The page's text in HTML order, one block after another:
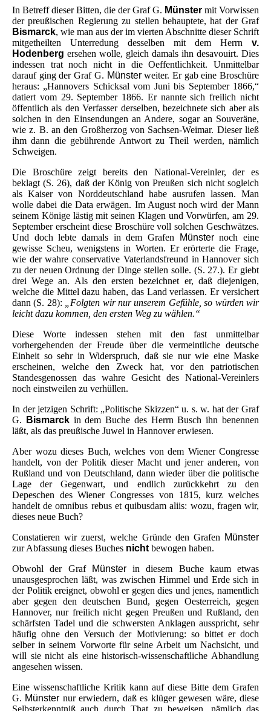
In Betreff dieser Bitten, die der Graf G. Münster mit Vorwissen
der preußischen Regierung zu stellen behauptete, hat der Graf
Bismarck, wie man aus der im vierten Abschnitte dieser Schrift
mitgetheilten Unterredung desselben mit dem Herrn v.
Hodenberg ersehen wolle, gleich damals ihn desavouirt. Dies
indessen trat noch nicht in die Oeffentlichkeit. Unmittelbar
darauf ging der Graf G. Münsterweiter. Er gab eine Broschüre
heraus: „Hannovers Schicksal vom Juni bis September 1866,“
datiert vom 29. September 1866. Er nannte sich freilich nicht
öffentlich als den Verfasser derselben, bezeichnete sich aber als
solchen in den Einsendungen an Andere, sogar an Souveräne,
wie z. B. an den Großherzog von Sachsen-Weimar. Dieser ließ
ihm dann die gebührende Antwort zu Theil werden, nämlich
Schweigen.
Die Broschüre zeigt bereits den National-Vereinler, der es
beklagt (S. 26), daß der König von Preußen sich nicht sogleich
als Kaiser von Norddeutschland habe ausrufen lassen. Man
wolle dabei die Data erwägen. Im August noch wird der Mann
seinem Könige lästig mit seinen Klagen und Vorwürfen, am 29.
September erscheint diese Broschüre voll solchen Geschwätzes.
Und doch lebte damals in dem Grafen
Münster noch eine
gewisse Scheu, wenigstens in Worten. Er erörterte die Frage,
wie der wahre conservative Vaterlandsfreund in Hannover sich
zu der neuen Ordnung der Dinge stellen solle. (S. 27.). Er giebt
drei Wege an. Als den ersten bezeichnet er, daß diejenigen,
welche die Mittel dazu haben, das Land verlassen. Er versichert
dann (S. 28):
„Folgten wir nur unserem Gefühle, so würden wir
leicht dazu kommen, den ersten Weg zu wählen.“
Diese Worte indessen stehen mit den fast unmittelbar
vorhergehenden der Freude über die vermeintliche deutsche
Einheit so sehr in Widerspruch, daß sie nur wie eine Maske
erscheinen, welche den Zweck hat, vor den patriotischen
Standesgenossen das wahre Gesicht des National-Vereinlers
noch einstweilen zu verhüllen.
In der jetzigen Schrift: „Politische Skizzen“ u. s. w. hat der Graf
G.
Bismarckin dem Buche des Herrn Busch ihn benennen
läßt, als das preußische Juwel in Hannover erwiesen.
Aber wozu dieses Buch, welches von dem Wiener Congresse
handelt, von der Politik dieser Macht und jener anderen, von
Rußland und von Deutschland, dann wieder über die politische
Lage der Gegenwart, und endlich zurückkehrt zu den
Depeschen des Wiener Congresses von 1815, kurz welches
handelt de omnibus rebus et quibusdam aliis: wozu, fragen wir,
dieses neue Buch?
Constatieren wir zuerst, welche Gründe den Grafen Münster
zur Abfassung dieses Buches nicht bewogen haben.
Obwohl der Graf
Münsterin diesem Buche kaum etwas
unausgesprochen läßt, was zwischen Himmel und Erde sich in
der Politik ereignet, obwohl er gegen dies und jenes, namentlich
aber gegen den deutschen Bund, gegen Oesterreich, gegen
Hannover, nur freilich nicht gegen Preußen und Rußland, den
schärfsten Tadel und die schwersten Anklagen ausspricht, sehr
häufig ohne den Versuch der Motivierung: so bittet er doch
selber in seinem Vorworte für seine Arbeit um Nachsicht, und
will sie nicht als eine historisch-wissenschaftliche Abhandlung
angesehen wissen.
Eine wissenschaftliche Kritik kann auf diese Bitte dem Grafen
G. Münster nur erwiedern, daß es klüger gewesen wäre, diese
Selbsterkenntniß auch durch That zu beweisen, nämlich das